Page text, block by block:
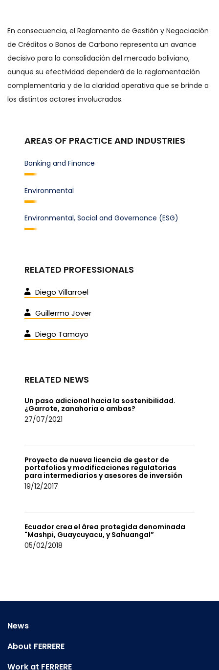
En consecuencia, el Reglamento de Gestión y Negociación
de Créditos o Bonos de Carbono representa un avance
decisivo para la consolidación del mercado boliviano,
aunque su efectividad dependerá de la reglamentación
complementaria y de la claridad operativa que se brinde a
los distintos actores involucrados.
AREAS OF PRACTICE AND INDUSTRIES
Banking and Finance
Environmental
Environmental, Social and Governance (ESG)
RELATED PROFESSIONALS
Diego Villarroel
Guillermo Jover
Diego Tamayo
RELATED NEWS
Un paso adicional hacia la sostenibilidad.
¿Garrote, zanahoria o ambas?
27/07/2021
Proyecto de nueva licencia de gestor de
portafolios y modificaciones regulatorias
para intermediarios y asesores de inversión
19/12/2017
Ecuador crea el área protegida denominada
"Mashpi, Guaycuyacu, y Sahuangal”
05/02/2018
News
About FERRERE
Work at FERRERE